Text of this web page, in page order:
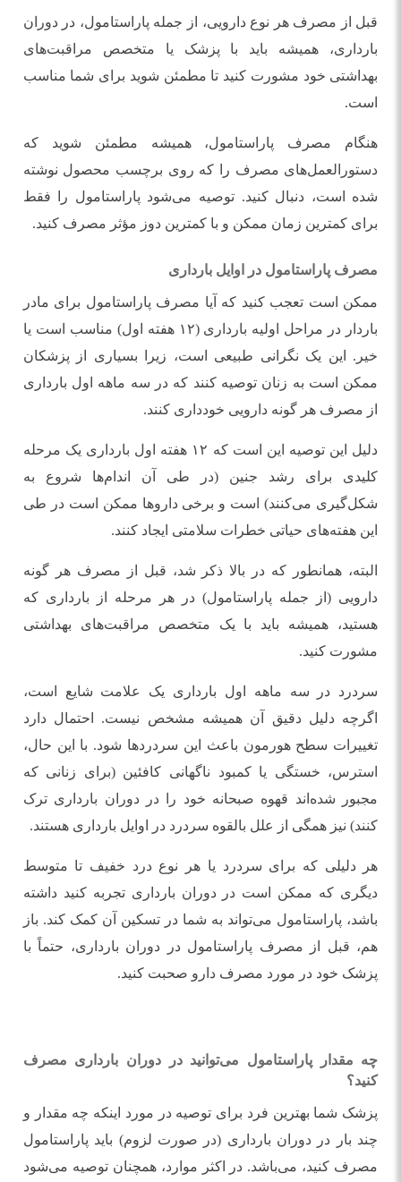
قبل از مصرف هر نوع دارویی، از جمله پاراستامول، در دوران
بارداری، همیشه باید با پزشک یا متخصص مراقبت‌های
بهداشتی خود مشورت کنید تا مطمئن شوید برای شما مناسب
است.
هنگام مصرف پاراستامول، همیشه مطمئن شوید که
دستورالعمل‌های مصرف را که روی برچسب محصول نوشته
شده است، دنبال کنید. توصیه می‌شود پاراستامول را فقط
برای کمترین زمان ممکن و با کمترین دوز مؤثر مصرف کنید.
مصرف پاراستامول در اوایل بارداری
ممکن است تعجب کنید که آیا مصرف پاراستامول برای مادر
باردار در مراحل اولیه بارداری (۱۲ هفته اول) مناسب است یا
خیر. این یک نگرانی طبیعی است، زیرا بسیاری از پزشکان
ممکن است به زنان توصیه کنند که در سه ماهه اول بارداری
از مصرف هر گونه دارویی خودداری کنند.
دلیل این توصیه این است که ۱۲ هفته اول بارداری یک مرحله
کلیدی برای رشد جنین (در طی آن اندام‌ها شروع به
شکل‌گیری می‌کنند) است و برخی دارو‌ها ممکن است در طی
این هفته‌های حیاتی خطرات سلامتی ایجاد کنند.
البته، همانطور که در بالا ذکر شد، قبل از مصرف هر گونه
دارویی (از جمله پاراستامول) در هر مرحله از بارداری که
هستید، همیشه باید با یک متخصص مراقبت‌های بهداشتی
مشورت کنید.
سردرد در سه ماهه اول بارداری یک علامت شایع است،
اگرچه دلیل دقیق آن همیشه مشخص نیست. احتمال دارد
تغییرات سطح هورمون باعث این سردرد‌ها شود. با این حال،
استرس، خستگی یا کمبود ناگهانی کافئین (برای زنانی که
مجبور شده‌اند قهوه صبحانه خود را در دوران بارداری ترک
کنند) نیز همگی از علل بالقوه سردرد در اوایل بارداری هستند.
هر دلیلی که برای سردرد یا هر نوع درد خفیف تا متوسط
دیگری که ممکن است در دوران بارداری تجربه کنید داشته
باشد، پاراستامول می‌تواند به شما در تسکین آن کمک کند. باز
هم، قبل از مصرف پاراستامول در دوران بارداری، حتماً با
پزشک خود در مورد مصرف دارو صحبت کنید.
چه مقدار پاراستامول می‌توانید در دوران بارداری مصرف
کنید؟
پزشک شما بهترین فرد برای توصیه در مورد اینکه چه مقدار و
چند بار در دوران بارداری (در صورت لزوم) باید پاراستامول
مصرف کنید، می‌باشد. در اکثر موارد، همچنان توصیه می‌شود